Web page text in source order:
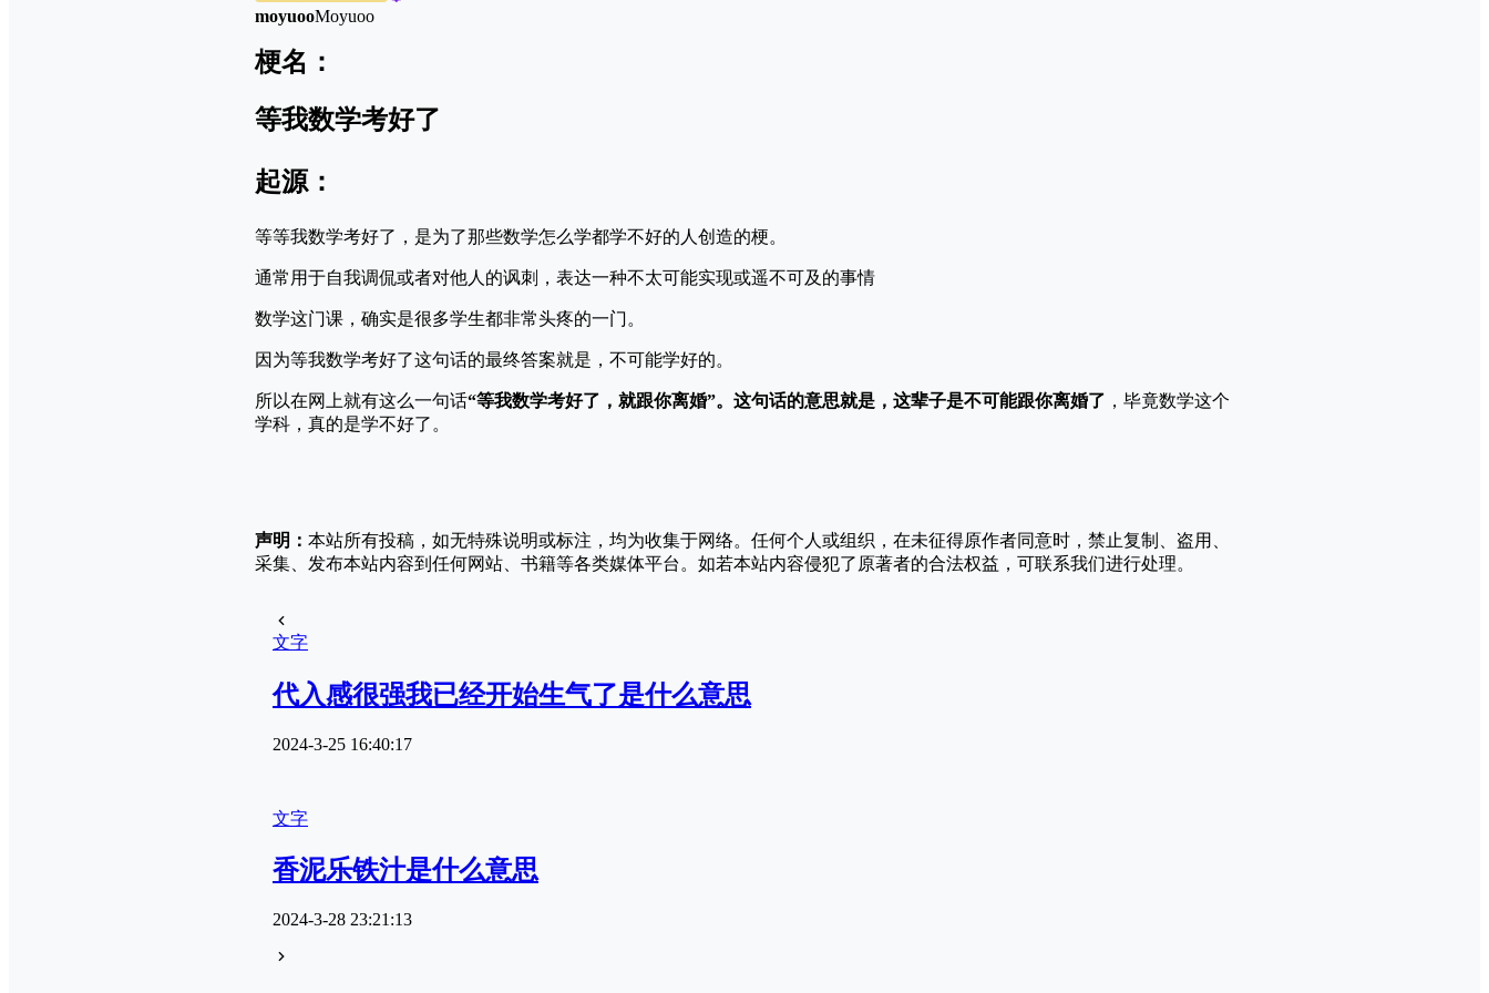
moyuooMoyuoo
梗名：
等我数学考好了
起源：
等等我数学考好了，是为了那些数学怎么学都学不好的人创造的梗。
通常用于自我调侃或者对他人的讽刺，表达一种不太可能实现或遥不可及的事情
数学这门课，确实是很多学生都非常头疼的一门。
因为等我数学考好了这句话的最终答案就是，不可能学好的。
所以在网上就有这么一句话“等我数学考好了，就跟你离婚”。这句话的意思就是，这辈子是不可能跟你离婚了 ，毕竟数学这个
学科，真的是学不好了。
声明： 本站所有投稿，如无特殊说明或标注，均为收集于网络。任何个人或组织，在未征得原作者同意时，禁止复制、盗用、
采集、发布本站内容到任何网站、书籍等各类媒体平台。如若本站内容侵犯了原著者的合法权益，可联系我们进行处理。
文字
代入感很强我已经开始生气了是什么意思
2024-3-25 16:40:17
文字
香泥乐铁汁是什么意思
2024-3-28 23:21:13